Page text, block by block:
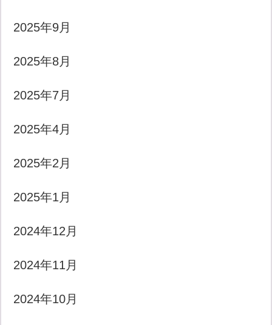
2025年9月
2025年8月
2025年7月
2025年4月
2025年2月
2025年1月
2024年12月
2024年11月
2024年10月